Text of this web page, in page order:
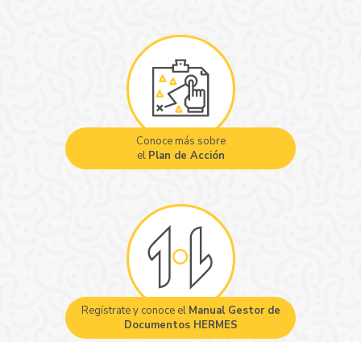
Conoce más sobre
el Plan de Acción
Regístrate y conoce el Manual Gestor de
Documentos HERMES